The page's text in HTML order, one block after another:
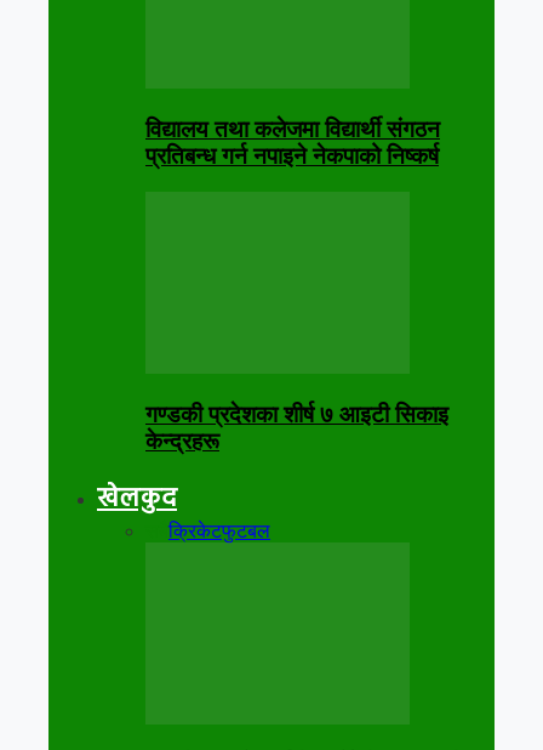
विद्यालय तथा कलेजमा विद्यार्थी संगठन
प्रतिबन्ध गर्न नपाइने नेकपाको निष्कर्ष
गण्डकी प्रदेशका शीर्ष ७ आइटी सिकाइ
केन्द्रहरू
खेलकुद
सबैक्रिकेटफुटबल